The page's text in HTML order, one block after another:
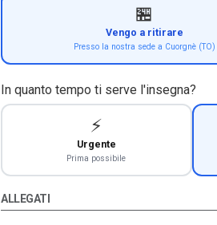
🏪
Vengo a ritirare
Presso la nostra sede a Cuorgnè (TO)
In quanto tempo ti serve l'insegna?
⚡
Urgente
Prima possibile
ALLEGATI